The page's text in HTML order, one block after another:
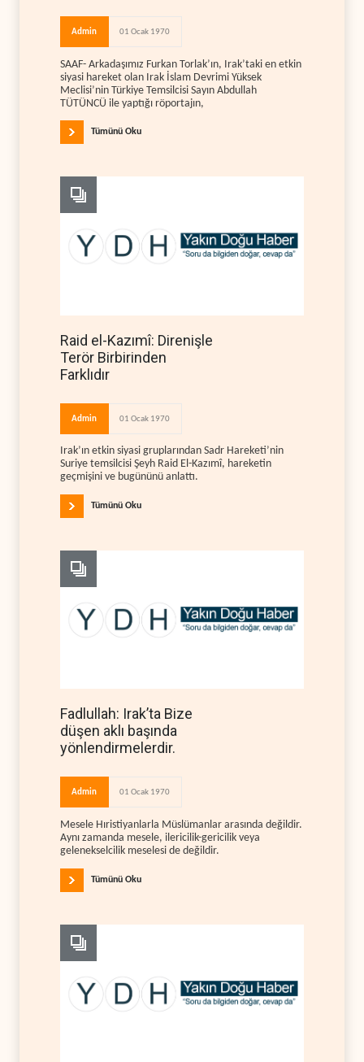
Admin 01 Ocak 1970
SAAF- Arkadaşımız Furkan Torlak’ın, Irak’taki en etkin
siyasi hareket olan Irak İslam Devrimi Yüksek
Meclisi’nin Türkiye Temsilcisi Sayın Abdullah
TÜTÜNCÜ ile yaptığı röportajın,
Tümünü Oku
Raid el-Kazımî: Direnişle
Terör Birbirinden
Farklıdır
Admin 01 Ocak 1970
Irak’ın etkin siyasi gruplarından Sadr Hareketi’nin
Suriye temsilcisi Şeyh Raid El-Kazımî, hareketin
geçmişini ve bugününü anlattı.
Tümünü Oku
Fadlullah: Irak’ta Bize
düşen aklı başında
yönlendirmelerdir.
Admin 01 Ocak 1970
Mesele Hıristiyanlarla Müslümanlar arasında değildir.
Aynı zamanda mesele, ilericilik-gericilik veya
gelenekselcilik meselesi de değildir.
Tümünü Oku